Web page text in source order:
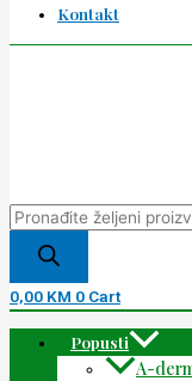
Kontakt
0,00 KM 0 Cart
Popusti
A-